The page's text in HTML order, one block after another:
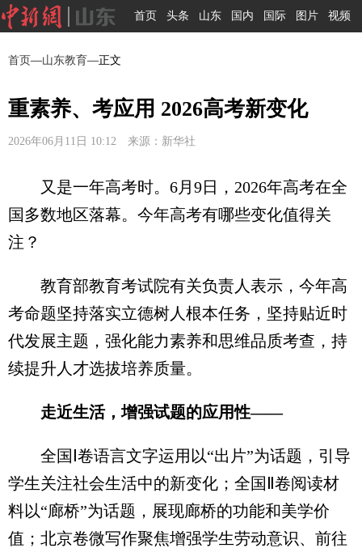
首页 头条 山东 国内 国际 图片 视频
首页—山东教育—正文
重素养、考应用 2026高考新变化
2026年06月11日 10:12 来源：新华社
又是一年高考时。6月9日，2026年高考在全
国多数地区落幕。今年高考有哪些变化值得关
注？
教育部教育考试院有关负责人表示，今年高
考命题坚持落实立德树人根本任务，坚持贴近时
代发展主题，强化能力素养和思维品质考查，持
续提升人才选拔培养质量。
走近生活，增强试题的应用性——
全国Ⅰ卷语言文字运用以“出片”为话题，引导
学生关注社会生活中的新变化；全国Ⅱ卷阅读材
料以“廊桥”为话题，展现廊桥的功能和美学价
值；北京卷微写作聚焦增强学生劳动意识、前往